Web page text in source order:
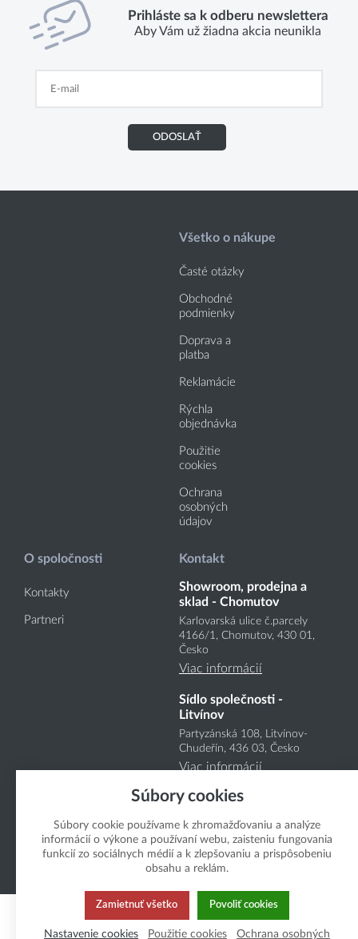
Prihláste sa k odberu newslettera
Aby Vám už žiadna akcia neunikla
ODOSLAŤ
Všetko o nákupe
Časté otázky
Obchodné
podmienky
Doprava a
platba
Reklamácie
Rýchla
objednávka
Použitie
cookies
Ochrana
osobných
údajov
O spoločnosti
Kontakty
Partneri
Kontakt
Showroom, prodejna a
sklad - Chomutov
Karlovarská ulice č.parcely
4166/1, Chomutov, 430 01,
Česko
Viac informácií
Sídlo společnosti -
Litvínov
Partyzánská 108, Litvínov-
Chudeřín, 436 03, Česko
Viac informácií
Súbory cookies
Súbory cookie používame k zhromažďovaniu a analýze
informácií o výkone a používaní webu, zaisteniu fungovania
funkcií zo sociálnych médií a k zlepšovaniu a prispôsobeniu
obsahu a reklám.
Zamietnuť všetko Povoliť cookies
Nastavenie cookies Použitie cookies Ochrana osobných